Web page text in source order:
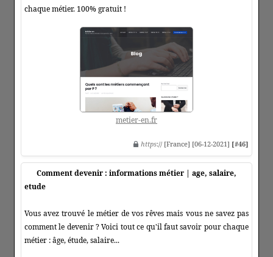
chaque métier. 100% gratuit !
metier-en.fr
https:// [France] [06-12-2021] [#46]
Comment devenir : informations métier | age, salaire,
etude
Vous avez trouvé le métier de vos rêves mais vous ne savez pas
comment le devenir ? Voici tout ce qu'il faut savoir pour chaque
métier : âge, étude, salaire...